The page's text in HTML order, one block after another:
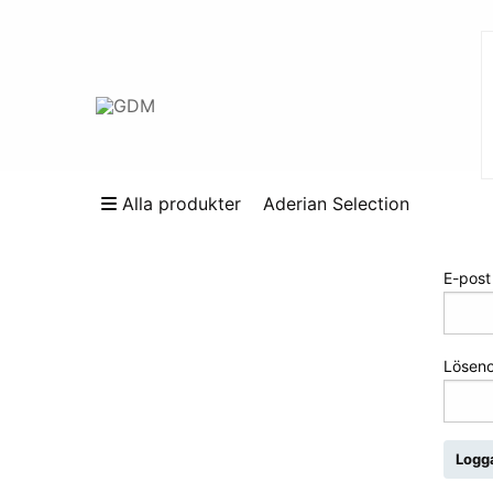
Alla produkter Aderian Selection
Logga
E-post